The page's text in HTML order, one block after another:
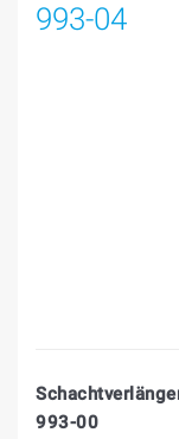
993-04
993-00